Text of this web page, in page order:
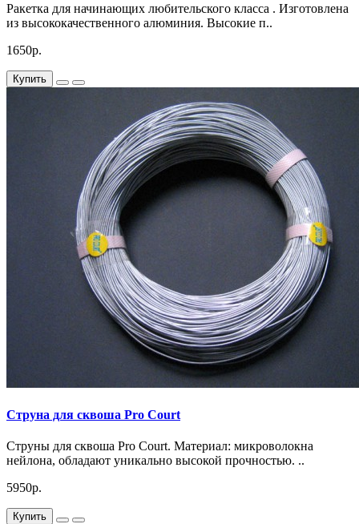
Ракетка для начинающих любительского класса . Изготовлена
из высококачественного алюминия. Высокие п..
1650р.
Купить
Струна для сквоша Pro Court
Cтруны для сквоша Pro Court. Материал: микроволокна
нейлона, обладают уникально высокой прочностью. ..
5950р.
Купить